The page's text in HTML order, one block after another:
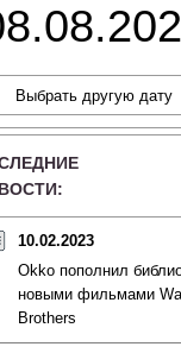
10.02.2023
Okko пополнил
новыми фильмами
Brothers